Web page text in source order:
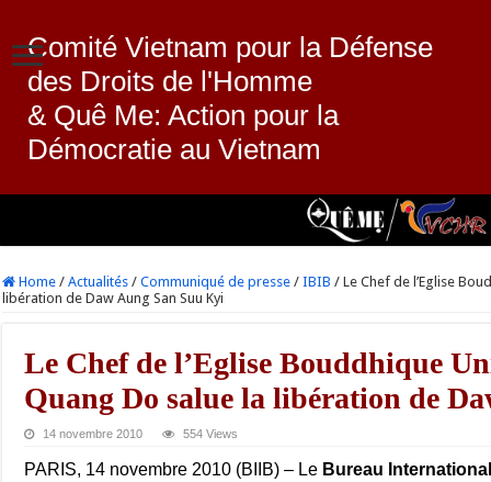
Comité Vietnam pour la Défense
des Droits de l'Homme
& Quê Me: Action pour la
Démocratie au Vietnam
Home / Actualités / Communiqué de presse / IBIB / Le Chef de l’Eglise
libération de Daw Aung San Suu Kyi
Le Chef de l’Eglise Bouddhique
Quang Do salue la libération de
14 novembre 2010 554 Views
PARIS, 14 novembre 2010 (BIIB) – Le Bureau